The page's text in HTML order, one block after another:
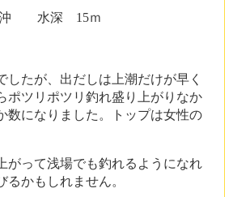
水深 15ｍ
したが、出だしは上潮だけが早く
ポツリポツリ釣れ盛り上がりなか
数になりました。トップは女性の
がって浅場でも釣れるようになれ
るかもしれません。